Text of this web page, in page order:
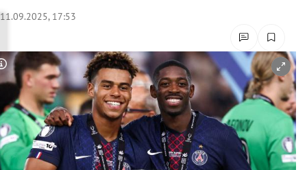
Untermenü
Untermenü
Untermenü
Untermenü
11.09.2025, 17:53
Copyright-Hinweis öffnen/schließen